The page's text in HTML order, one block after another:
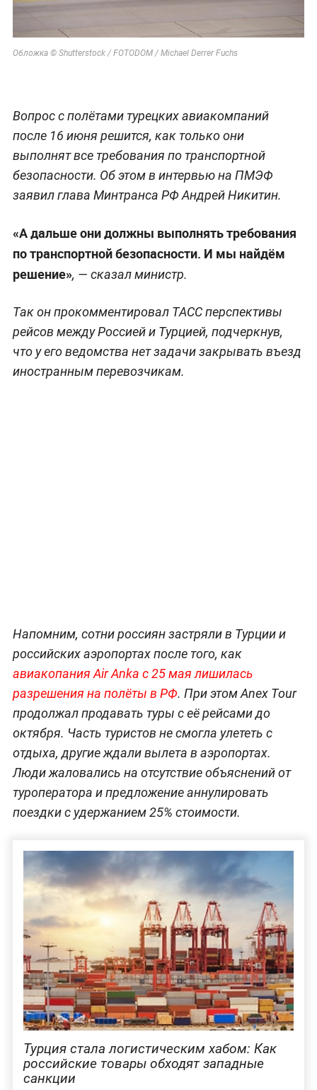
Обложка © Shutterstock / FOTODOM / Michael Derrer Fuchs
Вопрос с полётами турецких авиакомпаний
после 16 июня решится, как только они
выполнят все требования по транспортной
безопасности. Об этом в интервью на ПМЭФ
заявил глава Минтранса РФ Андрей Никитин.
«А дальше они должны выполнять требования
по транспортной безопасности. И мы найдём
решение», — сказал министр.
Так он прокомментировал ТАСС перспективы
рейсов между Россией и Турцией, подчеркнув,
что у его ведомства нет задачи закрывать въезд
иностранным перевозчикам.
Напомним, сотни россиян застряли в Турции и
российских аэропортах после того, как
авиакопания Air Anka с 25 мая лишилась
разрешения на полёты в РФ. При этом Anex Tour
продолжал продавать туры с её рейсами до
октября. Часть туристов не смогла улететь с
отдыха, другие ждали вылета в аэропортах.
Люди жаловались на отсутствие объяснений от
туроператора и предложение аннулировать
поездки с удержанием 25% стоимости.
Турция стала логистическим хабом: Как
российские товары обходят западные
санкции